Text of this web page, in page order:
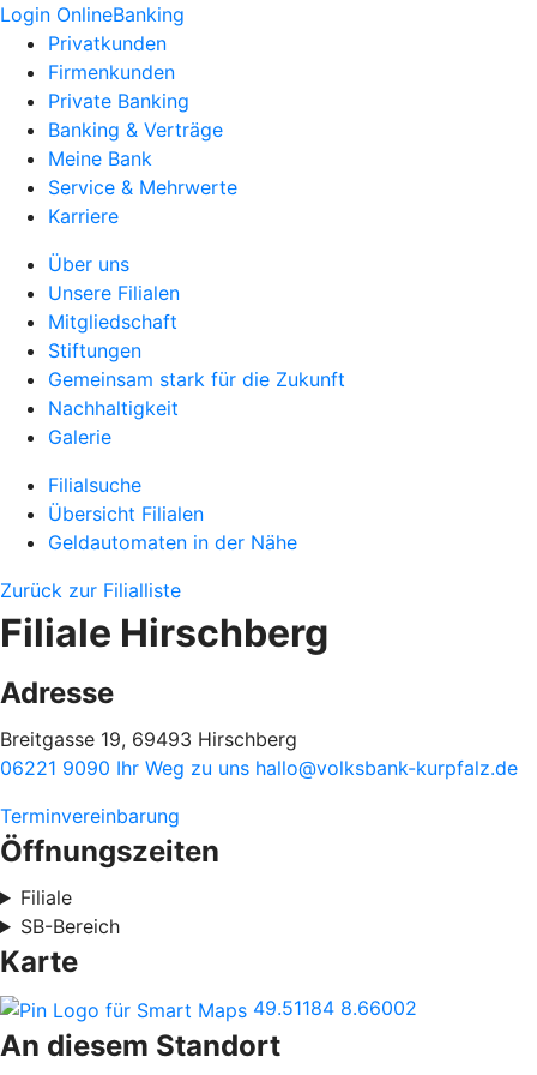
Login OnlineBanking
Privatkunden
Firmenkunden
Private Banking
Banking & Verträge
Meine Bank
Service & Mehrwerte
Karriere
Über uns
Unsere Filialen
Mitgliedschaft
Stiftungen
Gemeinsam stark für die Zukunft
Nachhaltigkeit
Galerie
Filialsuche
Übersicht Filialen
Geldautomaten in der Nähe
Zurück zur Filialliste
Filiale Hirschberg
Adresse
Breitgasse 19, 69493 Hirschberg
06221 9090 Ihr Weg zu uns hallo@volksbank-kurpfalz.de
Terminvereinbarung
Öffnungszeiten
Filiale
SB-Bereich
Karte
49.51184 8.66002
An diesem Standort